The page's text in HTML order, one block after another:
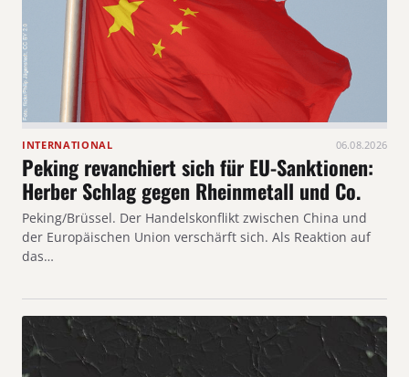
INTERNATIONAL 06.08.2026
Peking revanchiert sich für EU-Sanktionen:
Herber Schlag gegen Rheinmetall und Co.
Peking/Brüssel. Der Handelskonflikt zwischen China und
der Europäischen Union verschärft sich. Als Reaktion auf
das…